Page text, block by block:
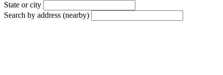
State or city
Search by address (nearby)